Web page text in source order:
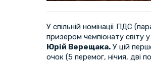
У спільній номінації ПДС
призером чемпіонату світу
Юрій Верещака.У цій
очок (5 перемог, нічия, дві